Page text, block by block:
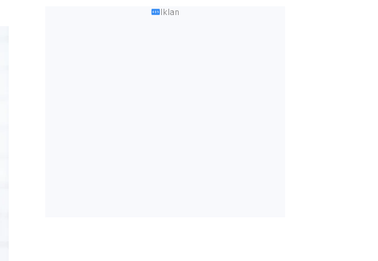
Iklan